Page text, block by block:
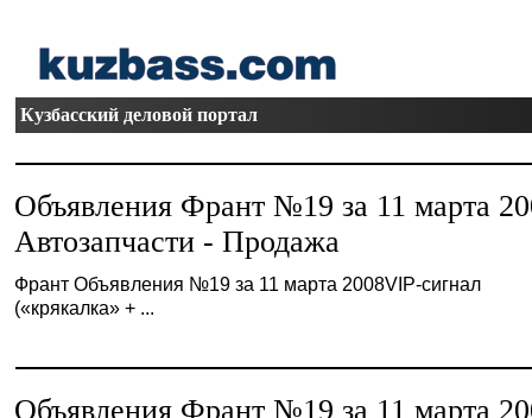
Кузбасский деловой портал
Объявления Франт №19 за 11 марта
Автозапчасти - Продажа
Франт Объявления №19 за 11 марта 2008VIP-сигнал
(«крякалка» + ...
Объявления Франт №19 за 11 марта